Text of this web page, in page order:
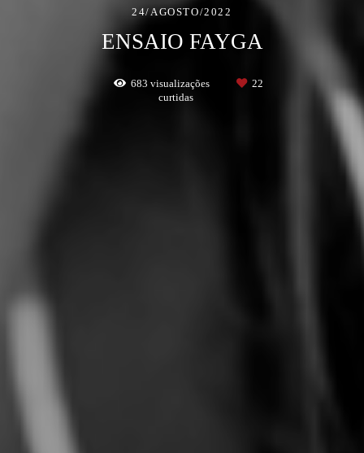
24/AGOSTO/2022
ENSAIO FAYGA
683 visualizações
22
curtidas